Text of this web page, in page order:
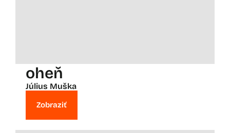
oheň
Július Muška
Zobraziť